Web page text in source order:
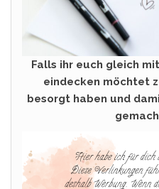
Falls ihr euch gleich
eindecken möchtet
besorgt haben und